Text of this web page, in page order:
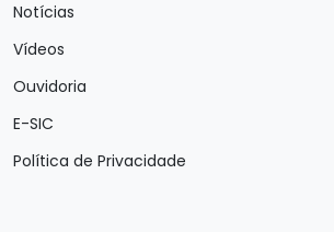
Notícias
Vídeos
Ouvidoria
E-SIC
Política de Privacidade